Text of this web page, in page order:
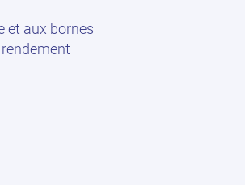
et aux bornes